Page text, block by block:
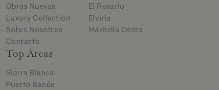
Obras Nuevas
Luxury Collection
Sobre Nosotros
Contacto
El Rosario
Elviria
Marbella Oeste
Top Áreas
Sierra Blanca
Puerto Banús